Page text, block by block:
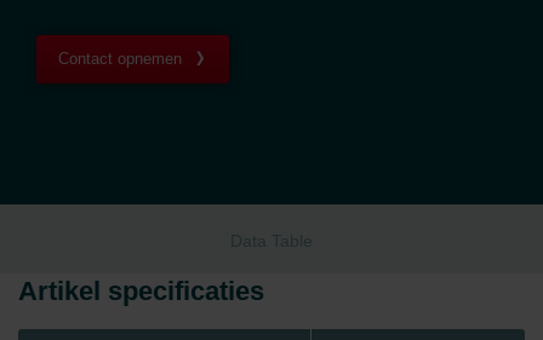
Contact opnemen
Data Table
Artikel specificaties